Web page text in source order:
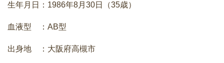
生年月日：1986年8月30日（35歳）
血液型 ：AB型
出身地 ：大阪府高槻市